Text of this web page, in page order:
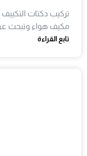
تركيب دكتات
مكيف هواء وتبحث
تابع القراءة